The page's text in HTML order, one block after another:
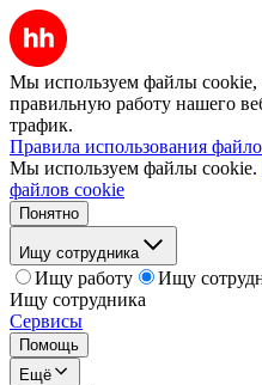
Мы используем файлы cookie,
правильную работу нашего
трафик.
Правила использования
Мы используем файлы cookie.
файлов cookie
Понятно
Ищу сотрудника
Ищу работу
Ищу
Ищу сотрудника
Сервисы
Помощь
Ещё